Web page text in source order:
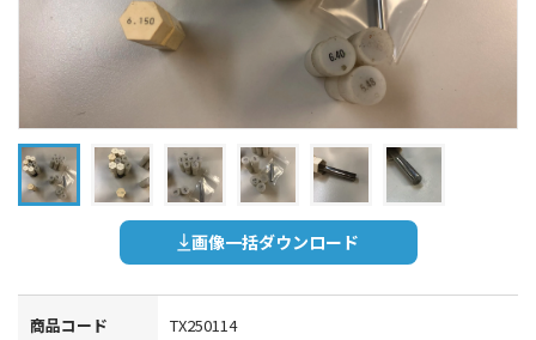
画像一括ダウンロード
商品コード TX250114